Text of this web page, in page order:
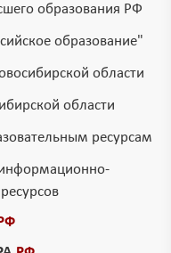
образования РФ
образование"
области
области
ресурсам